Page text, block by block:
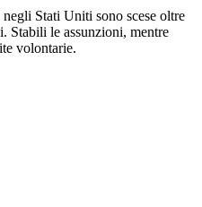
Stati Uniti sono scese oltre
Stabili le assunzioni, mentre
volontarie.